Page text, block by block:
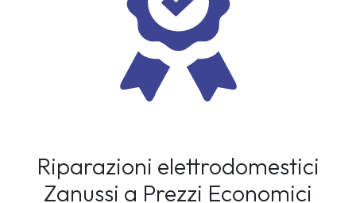
Riparazioni elettrodomestici
Zanussi a Prezzi Economici